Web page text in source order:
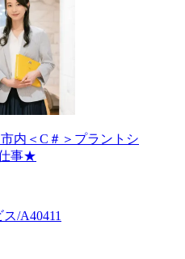
内＜C＃＞プラントシ
事★
/A40411